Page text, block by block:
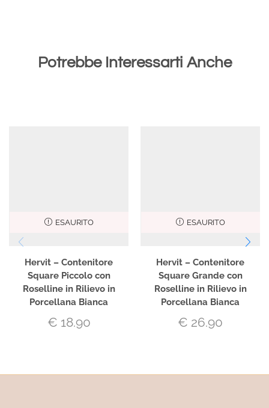
Potrebbe Interessarti Anche
ESAURITO
Hervit – Contenitore
Square Piccolo con
Roselline in Rilievo in
Porcellana Bianca
€ 18.90
ESAURITO
Hervit – Contenitore
Square Grande con
Roselline in Rilievo in
Porcellana Bianca
€ 26.90